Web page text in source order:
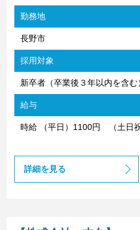
勤務地
長野市
採用対象
新卒者（卒業後３年以内を含む
給与
時給 （平日）1100円 （土日
詳細を見る